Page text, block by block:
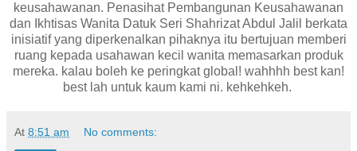
keusahawanan. Penasihat Pembangunan Keusahawanan
dan Ikhtisas Wanita Datuk Seri Shahrizat Abdul Jalil berkata
inisiatif yang diperkenalkan pihaknya itu bertujuan memberi
ruang kepada usahawan kecil wanita memasarkan produk
mereka. kalau boleh ke peringkat global! wahhhh best kan!
best lah untuk kaum kami ni. kehkehkeh.
At 8:51 am No comments: